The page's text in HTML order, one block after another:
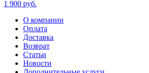
1 900 руб.
О компании
Оплата
Доставка
Возврат
Статьи
Новости